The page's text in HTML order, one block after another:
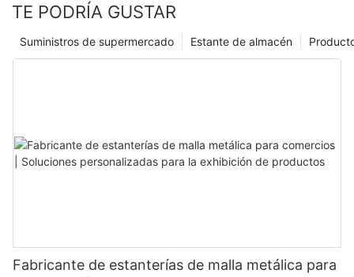
TE PODRÍA GUSTAR
Estante de almacén
Suministros de supermercado
Fabricante de estanterías de malla metálica para